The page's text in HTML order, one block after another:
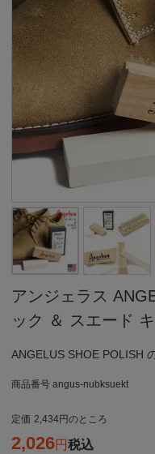
アンジェラス
ック ＆ スエード
ANGELUS SHOE POLISH
商品番号 angus-nubksuekt
定価 2,434 のところ
2,026 税込